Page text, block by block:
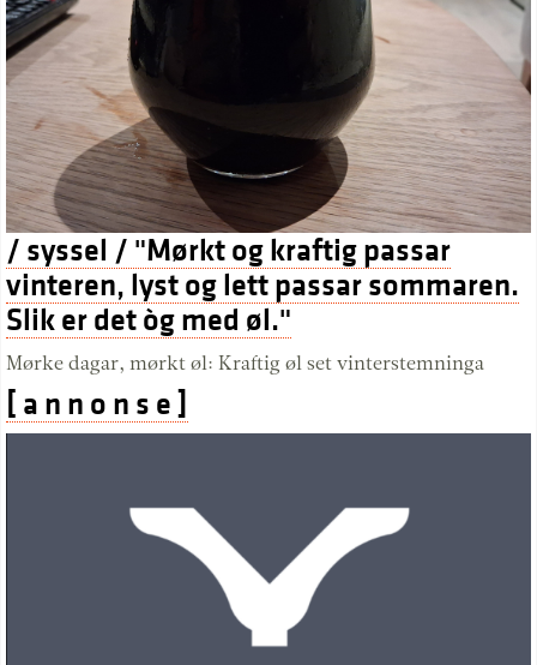
/ syssel / "Mørkt og kraftig passar
vinteren, lyst og lett passar sommaren.
Slik er det òg med øl."
Mørke dagar, mørkt øl: Kraftig øl set vinterstemninga
[ a n n o n s e ]